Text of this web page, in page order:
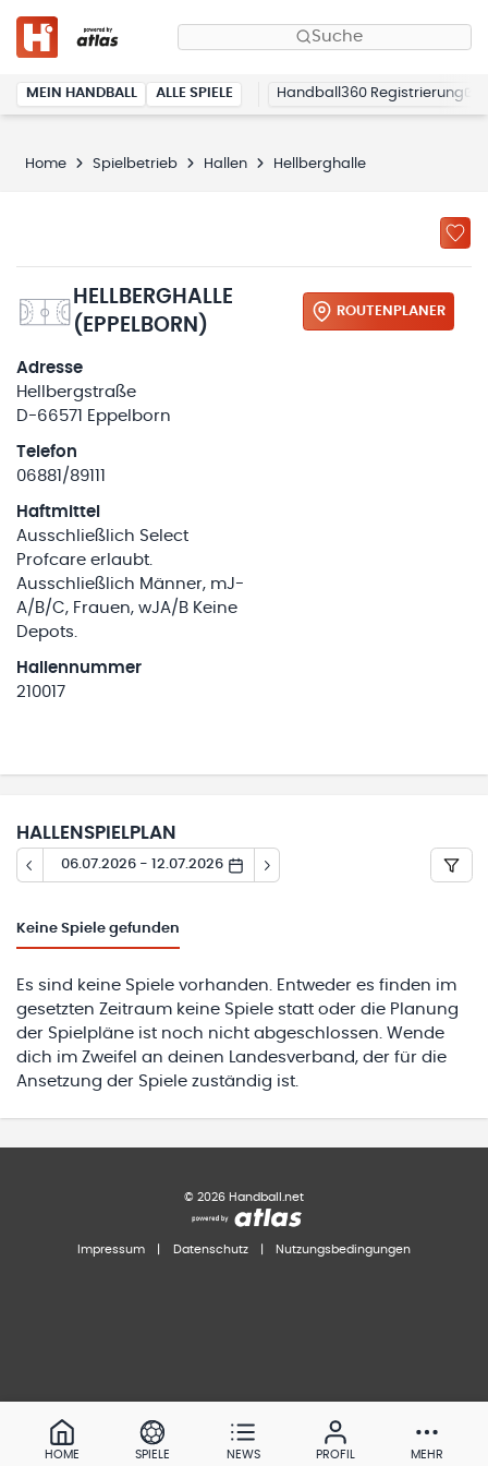
Suche
MEIN HANDBALL ALLE SPIELE Handball360 Registrierung
Home Spielbetrieb Hallen Hellberghalle
HELLBERGHALLE
(EPPELBORN)
ROUTENPLANER
Adresse
Hellbergstraße
D-66571 Eppelborn
Telefon
06881/89111
Haftmittel
Ausschließlich Select
Profcare erlaubt.
Ausschließlich Männer, mJ-
A/B/C, Frauen, wJA/B Keine
Depots.
Hallennummer
210017
HALLENSPIELPLAN
06.07.2026 - 12.07.2026
Keine Spiele gefunden
Es sind keine Spiele vorhanden. Entweder es finden im
gesetzten Zeitraum keine Spiele statt oder die Planung
der Spielpläne ist noch nicht abgeschlossen. Wende
dich im Zweifel an deinen Landesverband, der für die
Ansetzung der Spiele zuständig ist.
© 2026 Handball.net
Impressum Datenschutz Nutzungsbedingungen
HOME SPIELE NEWS PROFIL MEHR